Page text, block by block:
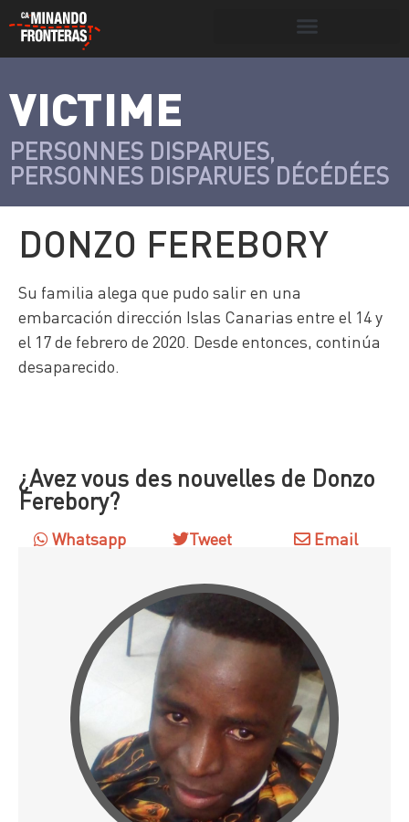
Víctimas y
victimarios
Portada Víctimas
VICTIME
PERSONNES DISPARUES,
PERSONNES DISPARUES DÉCÉDÉES
DONZO FEREBORY
Su familia alega que pudo salir en una
embarcación dirección Islas Canarias entre el 14 y
el 17 de febrero de 2020. Desde entonces, continúa
desaparecido.
¿Avez vous des nouvelles de Donzo
Ferebory?
Whatsapp Tweet Email